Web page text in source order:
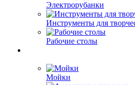
Электрорубанки
Инструменты для
Рабочие столы
Мойки